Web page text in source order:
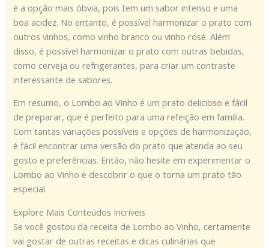
é a opção mais óbvia, pois tem um sabor intenso e uma
boa acidez. No entanto, é possível harmonizar o prato com
outros vinhos, como vinho branco ou vinho rosé. Além
disso, é possível harmonizar o prato com outras bebidas,
como cerveja ou refrigerantes, para criar um contraste
interessante de sabores.
Em resumo, o Lombo ao Vinho é um prato delicioso e fácil
de preparar, que é perfeito para uma refeição em família.
Com tantas variações possíveis e opções de harmonização,
é fácil encontrar uma versão do prato que atenda ao seu
gosto e preferências. Então, não hesite em experimentar o
Lombo ao Vinho e descobrir o que o torna um prato tão
especial.
Explore Mais Conteúdos Incríveis
Se você gostou da receita de Lombo ao Vinho, certamente
vai gostar de outras receitas e dicas culinárias que